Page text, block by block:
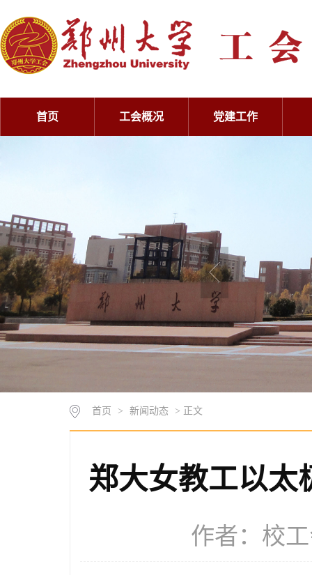
首页 工会概况 党建工作
首页 > 新闻动态 > 正文
郑大女教工以太
作者：校